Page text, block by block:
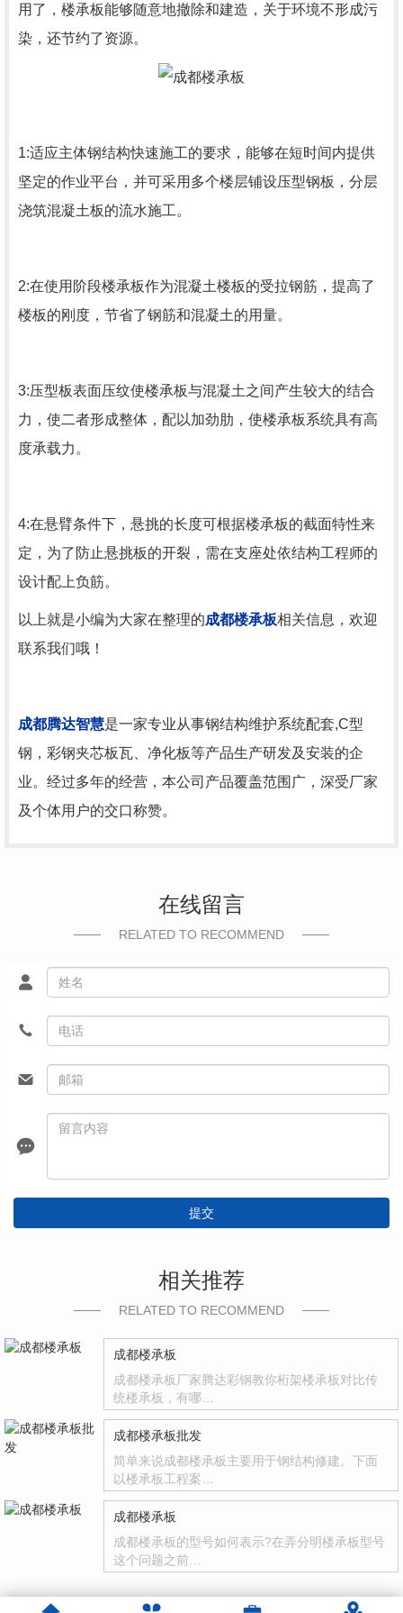
用了，楼承板能够随意地撤除和建造，关于环境不形成污
染，还节约了资源。
1:适应主体钢结构快速施工的要求，能够在短时间内提供
坚定的作业平台，并可采用多个楼层铺设压型钢板，分层
浇筑混凝土板的流水施工。
2:在使用阶段楼承板作为混凝土楼板的受拉钢筋，提高了
楼板的刚度，节省了钢筋和混凝土的用量。
3:压型板表面压纹使楼承板与混凝土之间产生较大的结合
力，使二者形成整体，配以加劲肋，使楼承板系统具有高
度承载力。
4:在悬臂条件下，悬挑的长度可根据楼承板的截面特性来
定，为了防止悬挑板的开裂，需在支座处依结构工程师的
设计配上负筋。
以上就是小编为大家在整理的成都楼承板相关信息，欢迎
联系我们哦！
成都腾达智慧是一家专业从事钢结构维护系统配套,C型
钢，彩钢夹芯板瓦、净化板等产品生产研发及安装的企
业。经过多年的经营，本公司产品覆盖范围广，深受厂家
及个体用户的交口称赞。
在线留言
RELATED TO RECOMMEND
提交
相关推荐
RELATED TO RECOMMEND
成都楼承板
成都楼承板厂家腾达彩钢教你桁架楼承板对比传
统楼承板，有哪…
成都楼承板批发
简单来说成都楼承板主要用于钢结构修建。下面
以楼承板工程案…
成都楼承板
成都楼承板的型号如何表示?在弄分明楼承板型号
这个问题之前…